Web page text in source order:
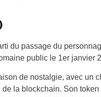
du passage du
public le 1er janvier
de nostalgie, avec un
la blockchain. Son